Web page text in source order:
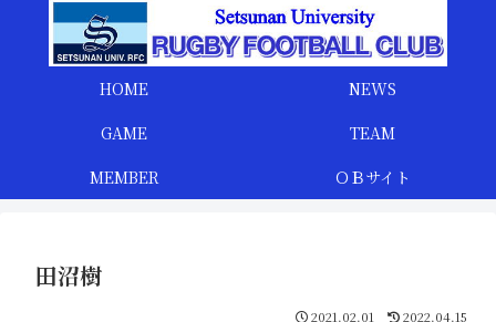
HOME
NEWS
GAME
TEAM
MEMBER
ＯＢサイト
田沼樹
2021.02.01 2022.04.15